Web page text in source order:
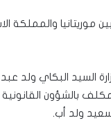
موريتانيا
السيد البكاي ولد
بالشؤون القانونية
ولد أب.